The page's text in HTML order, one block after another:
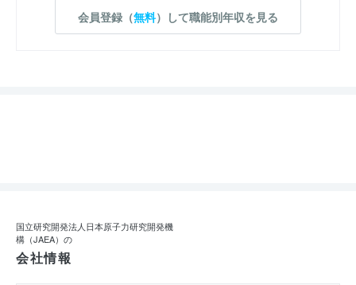
会員登録（無料）して職能別年収を見る
国立研究開発法人日本原子力研究開発機
構（JAEA）の
会社情報